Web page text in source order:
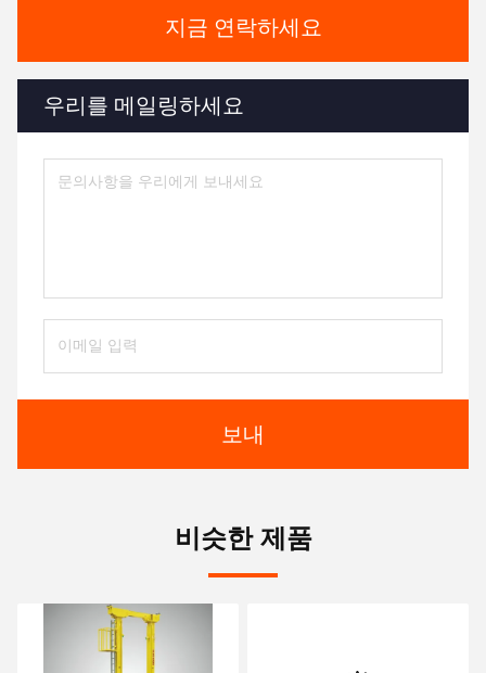
지금 연락하세요
우리를 메일링하세요
보내
비슷한 제품